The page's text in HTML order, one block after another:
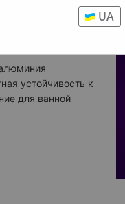
UA
устойчивость к
для ванной